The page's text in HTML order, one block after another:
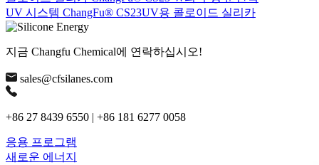
UV 시스템 ChangFu® CS23UV용 콜로이드 실리카
지금 Changfu Chemical에 연락하십시오!
sales@cfsilanes.com
+86 27 8439 6550 | +86 181 6277 0058
응용 프로그램
새로운 에너지